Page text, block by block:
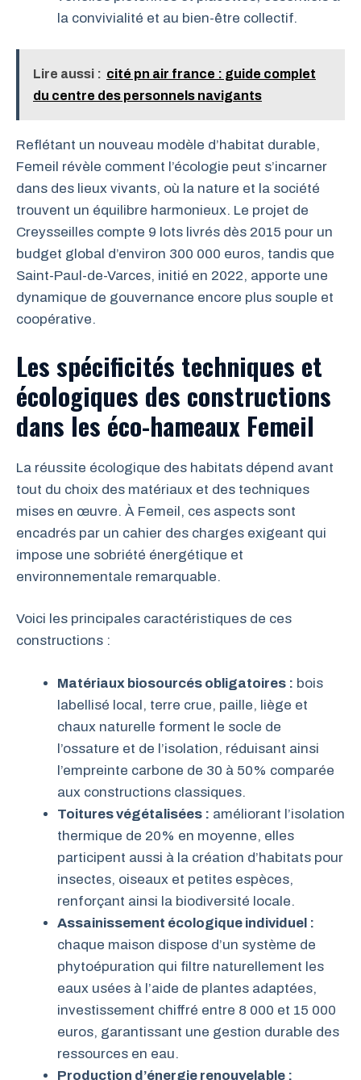
la convivialité et au bien-être collectif.
Lire aussi : cité pn air france : guide complet
du centre des personnels navigants
Reflétant un nouveau modèle d’habitat durable,
Femeil révèle comment l’écologie peut s’incarner
dans des lieux vivants, où la nature et la société
trouvent un équilibre harmonieux. Le projet de
Creysseilles compte 9 lots livrés dès 2015 pour un
budget global d’environ 300 000 euros, tandis que
Saint-Paul-de-Varces, initié en 2022, apporte une
dynamique de gouvernance encore plus souple et
coopérative.
Les spécificités techniques et
écologiques des constructions
dans les éco-hameaux Femeil
La réussite écologique des habitats dépend avant
tout du choix des matériaux et des techniques
mises en œuvre. À Femeil, ces aspects sont
encadrés par un cahier des charges exigeant qui
impose une sobriété énergétique et
environnementale remarquable.
Voici les principales caractéristiques de ces
constructions :
Matériaux biosourcés obligatoires : bois
labellisé local, terre crue, paille, liège et
chaux naturelle forment le socle de
l’ossature et de l’isolation, réduisant ainsi
l’empreinte carbone de 30 à 50% comparée
aux constructions classiques.
Toitures végétalisées : améliorant l’isolation
thermique de 20% en moyenne, elles
participent aussi à la création d’habitats pour
insectes, oiseaux et petites espèces,
renforçant ainsi la biodiversité locale.
Assainissement écologique individuel :
chaque maison dispose d’un système de
phytoépuration qui filtre naturellement les
eaux usées à l’aide de plantes adaptées,
investissement chiffré entre 8 000 et 15 000
euros, garantissant une gestion durable des
ressources en eau.
Production d’énergie renouvelable :